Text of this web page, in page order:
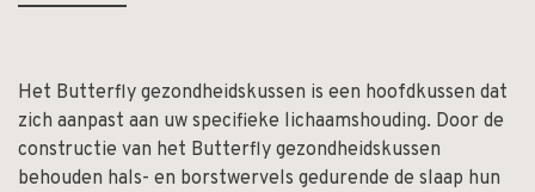
Het Butterfly gezondheidskussen is een hoofdkussen dat
zich aanpast aan uw specifieke lichaamshouding. Door de
constructie van het Butterfly gezondheidskussen
behouden hals- en borstwervels gedurende de slaap hun